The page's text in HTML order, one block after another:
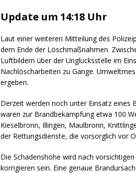
Update um 14:18 Uhr
Laut einer weiteren Mitteilung des
dem Ende der Löschmaßnahmen.
Luftbildern über der Unglücksstelle im
Nachlöscharbeiten zu Gange.
ergeben.
Derzeit werden noch unter Einsatz eines
waren zur Brandbekämpfung etwa 100
Kieselbronn, Illingen, Maulbronn,
der Rettungsdienste, die vorsorglich vor
Die Schadenshöhe wird nach
korrigieren sein. Eine genaue